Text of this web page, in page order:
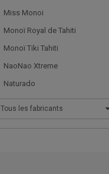
Miss Monoi
Monoï Royal de Tahiti
Monoï Tiki Tahiti
NaoNao Xtreme
Naturado
Tous les fabricants